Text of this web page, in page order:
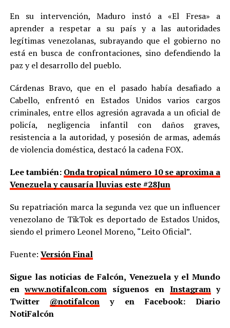
En su intervención, Maduro instó a «El Fresa» a
aprender a respetar a su país y a las autoridades
legítimas venezolanas, subrayando que el gobierno no
está en busca de confrontaciones, sino defendiendo la
paz y el desarrollo del pueblo.
Cárdenas Bravo, que en el pasado había desafiado a
Cabello, enfrentó en Estados Unidos varios cargos
criminales, entre ellos agresión agravada a un oficial de
policía, negligencia infantil con daños graves,
resistencia a la autoridad, y posesión de armas, además
de violencia doméstica, destacó la cadena FOX.
Lee también: Onda tropical número 10 se aproxima a
Venezuela y causaría lluvias este #28Jun
Su repatriación marca la segunda vez que un influencer
venezolano de TikTok es deportado de Estados Unidos,
siendo el primero Leonel Moreno, “Leito Oficial”.
Fuente: Versión Final
Sigue las noticias de Falcón, Venezuela y el Mundo
enwww.notifalcon.com síguenos en Instagramy
Twitter @notifalcon y en Facebook: Diario
NotiFalcón